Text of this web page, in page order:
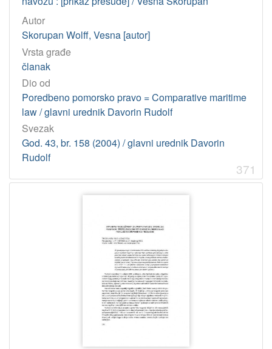
Autor
Skorupan Wolff, Vesna [autor]
Vrsta građe
članak
Dio od
Poredbeno pomorsko pravo = Comparative maritime
law / glavni urednik Davorin Rudolf
Svezak
God. 43, br. 158 (2004) / glavni urednik Davorin
Rudolf
371